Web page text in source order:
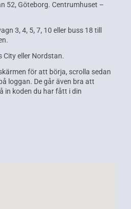
52, Göteborg. Centrumhuset –
3, 4, 5, 7, 10 eller buss 18 till
City eller Nordstan.
för att börja, scrolla sedan
loggan. De går även bra att
in koden du har fått i din